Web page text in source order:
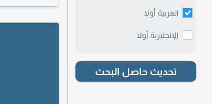
العربية أولا
الإنجليزية أولا
تحديث حاصل البحث